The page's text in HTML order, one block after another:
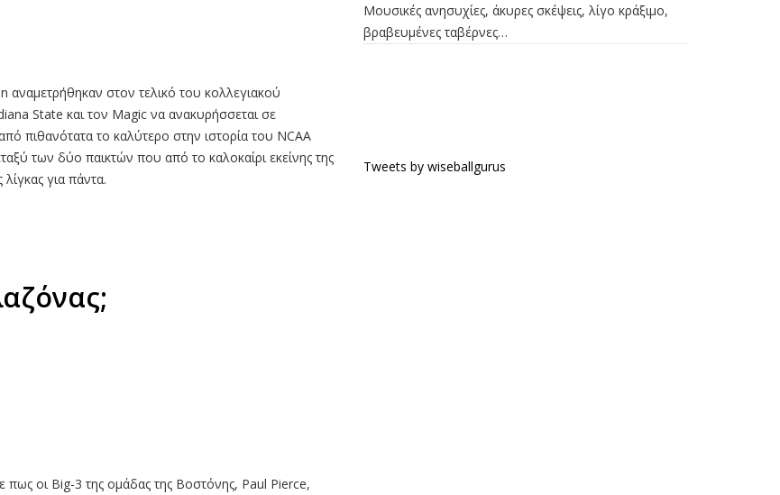
στον τελικό του κολλεγιακού
State και τον Magic να ανακυρήσσεται σε
πιθανότατα το καλύτερο στην ιστορία του NCAA
των δύο παικτών που από το καλοκαίρι εκείνης της
για πάντα.
οι Big-3 της ομάδας της Βοστόνης, Paul Pierce,
Μουσικές ανησυχίες, άκυρες σκέψεις, λίγο κράξιμο,
βραβευμένες ταβέρνες…
Tweets by wiseballgurus